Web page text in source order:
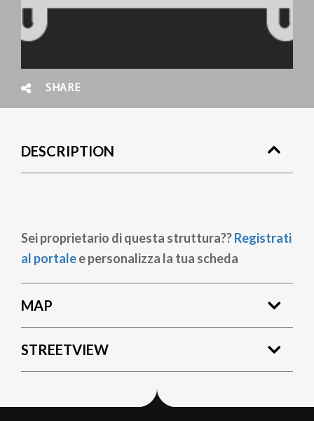
SHARE
DESCRIPTION
Sei proprietario di questa struttura??Registrati
al portalee personalizza la tua scheda
MAP
STREETVIEW